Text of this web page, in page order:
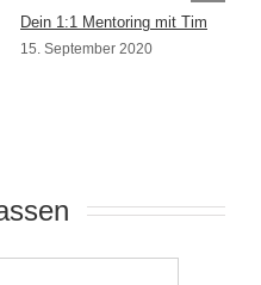
Dein 1:1 Mentoring mit Tim
15. September 2020